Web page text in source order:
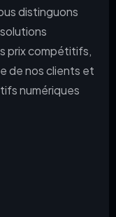
distinguons
prix compétitifs,
de nos clients et
numériques